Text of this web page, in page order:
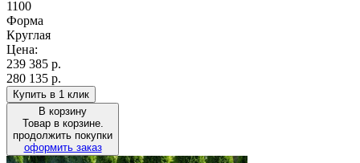
1100
Форма
Круглая
Цена:
239 385 р.
280 135 р.
Купить в 1 клик
В корзину
Товар в корзине.
продолжить покупки
оформить заказ